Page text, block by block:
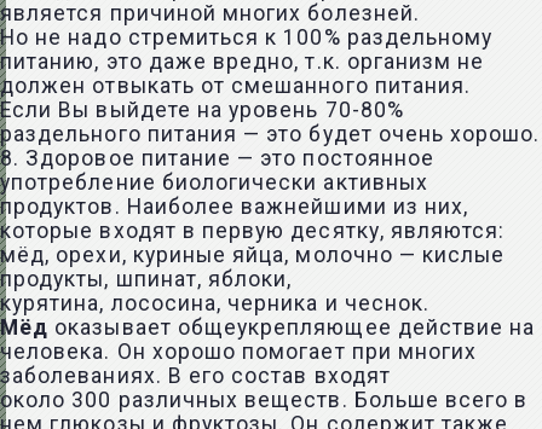
является причиной многих болезней.
Но не надо стремиться к 100% раздельному
питанию, это даже вредно, т.к. организм не
должен отвыкать от смешанного питания.
Если Вы выйдете на уровень 70-80%
раздельного питания — это будет очень хорошо.
8. Здоровое питание — это постоянное
употребление биологически активных
продуктов. Наиболее важнейшими из них,
которые входят в первую десятку, являются:
мёд, орехи, куриные яйца, молочно — кислые
продукты, шпинат, яблоки,
курятина, лососина, черника и чеснок.
Мёд оказывает общеукрепляющее действие на
человека. Он хорошо помогает при многих
заболеваниях. В его состав входят
около 300 различных веществ. Больше всего в
нем глюкозы и фруктозы. Он содержит также